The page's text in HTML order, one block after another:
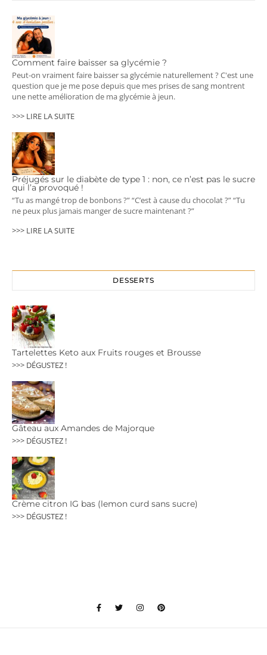
Comment faire baisser sa glycémie ?
Peut-on vraiment faire baisser sa glycémie naturellement ? C'est une
question que je me pose depuis que mes prises de sang montrent
une nette amélioration de ma glycémie à jeun.
>>> LIRE LA SUITE
Préjugés sur le diabète de type 1 : non, ce n’est pas le sucre
qui l’a provoqué !
“Tu as mangé trop de bonbons ?” “C’est à cause du chocolat ?” “Tu
ne peux plus jamais manger de sucre maintenant ?”
>>> LIRE LA SUITE
DESSERTS
Tartelettes Keto aux Fruits rouges et Brousse
>>> DÉGUSTEZ !
Gâteau aux Amandes de Majorque
>>> DÉGUSTEZ !
Crème citron IG bas (lemon curd sans sucre)
>>> DÉGUSTEZ !